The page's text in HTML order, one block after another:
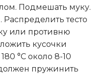
Подмешать муку.
тесто
или противню
кусочки
°С около 8-10
пружинить